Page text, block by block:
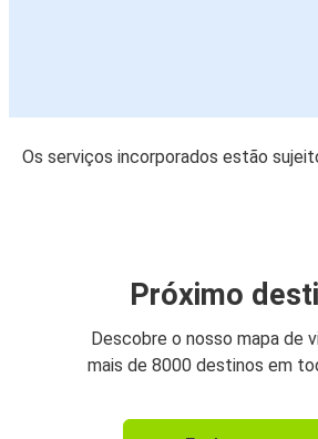
Os serviços incorporados estão
Próximo
Descobre o nosso mapa de
mais de 8000 destinos em